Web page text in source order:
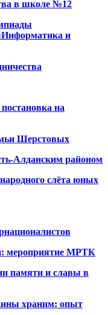
в школе №12
и
на
Шерстовых
Алданским районом
слёта юных
мероприятие МРТК
памяти и славы в
храним: опыт